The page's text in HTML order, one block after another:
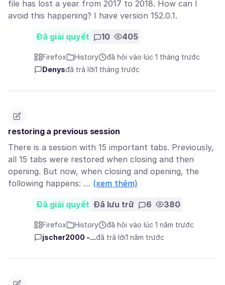
file has lost a year from 2017 to 2018. How can I
avoid this happening? I have version 152.0.1.
Đã giải quyết 10 405
Firefox History
đã hỏi vào lúc 1 tháng trước
Denysđã trả lời1 tháng trước
restoring a previous session
There is a session with 15 important tabs. Previously,
all 15 tabs were restored when closing and then
opening. But now, when closing and opening, the
following happens: … (xem thêm)
Đã giải quyết Đã lưu trữ 6 380
Firefox History
đã hỏi vào lúc 1 năm trước
jscher2000 -...đã trả lời1 năm trước